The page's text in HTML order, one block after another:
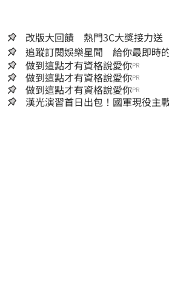
改版大回饋 熱門3C大獎接力送
追蹤訂閱娛樂星聞 給你最即時
做到這點才有資格說愛你PR
做到這點才有資格說愛你PR
做到這點才有資格說愛你PR
漢光演習首日出包！國軍現役主